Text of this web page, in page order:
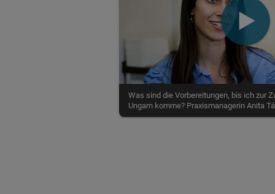
Was sind die Vorbereitungen, bis ich zur
Ungarn komme? Praxismanagerin Anita